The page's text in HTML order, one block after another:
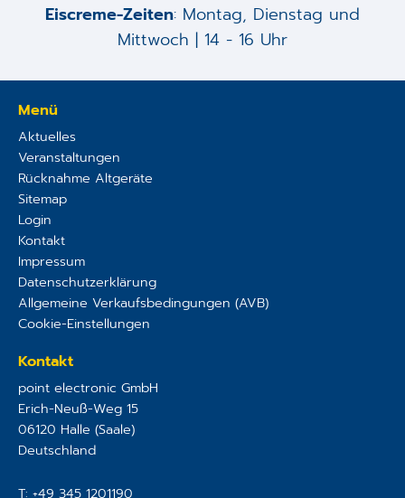
Eiscreme-Zeiten: Montag, Dienstag und
Mittwoch | 14 - 16 Uhr
Menü
Aktuelles
Veranstaltungen
Rücknahme Altgeräte
Sitemap
Login
Kontakt
Impressum
Datenschutzerklärung
Allgemeine Verkaufsbedingungen (AVB)
Cookie-Einstellungen
Kontakt
point electronic GmbH
Erich-Neuß-Weg 15
06120 Halle (Saale)
Deutschland
T: +49 345 1201190